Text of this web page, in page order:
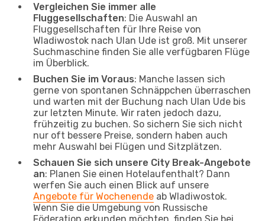
Vergleichen Sie immer alle
Fluggesellschaften: Die Auswahl an
Fluggesellschaften für Ihre Reise von
Wladiwostok nach Ulan Ude ist groß. Mit unserer
Suchmaschine finden Sie alle verfügbaren Flüge
im Überblick.
Buchen Sie im Voraus: Manche lassen sich
gerne von spontanen Schnäppchen überraschen
und warten mit der Buchung nach Ulan Ude bis
zur letzten Minute. Wir raten jedoch dazu,
frühzeitig zu buchen. So sichern Sie sich nicht
nur oft bessere Preise, sondern haben auch
mehr Auswahl bei Flügen und Sitzplätzen.
Schauen Sie sich unsere City Break-Angebote
an: Planen Sie einen Hotelaufenthalt? Dann
werfen Sie auch einen Blick auf unsere
Angebote für Wochenende ab Wladiwostok.
Wenn Sie die Umgebung von Russische